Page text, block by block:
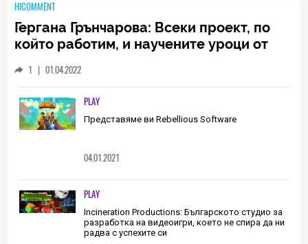
HICOMMENT
Гергана Грънчарова: Всеки проект, по
който работим, и научените уроци от
трябва да извървим като екип
(ИНТЕРВЮ)
1 | 01.04.2022
PLAY
Представяме ви Rebellious Software
04.01.2021
PLAY
Incineration Productions: Българското студио за
разработка на видеоигри, което не спира да ни
радва с успехите си